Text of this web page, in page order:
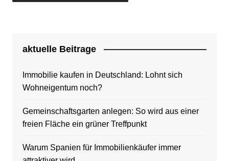
aktuelle Beitrage
Immobilie kaufen in Deutschland: Lohnt sich
Wohneigentum noch?
Gemeinschaftsgarten anlegen: So wird aus einer
freien Fläche ein grüner Treffpunkt
Warum Spanien für Immobilienkäufer immer